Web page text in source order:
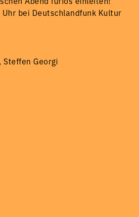
bei Deutschlandfunk Kultur
Steffen Georgi